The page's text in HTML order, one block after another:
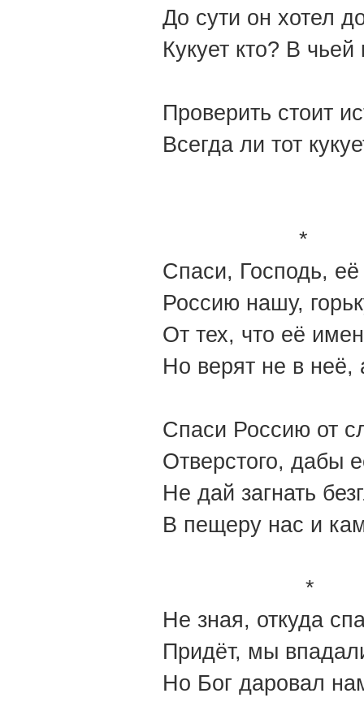
До сути он хотел
Кукует кто? В чьей
Проверить стоит
Всегда ли тот
*
Спаси, Господь, её
Россию нашу,
От тех, что её
Но верят не в неё,
Спаси Россию от
Отверстого, дабы
Не дай загнать
В пещеру нас и
*
Не зная, откуда
Придёт, мы
Но Бог даровал